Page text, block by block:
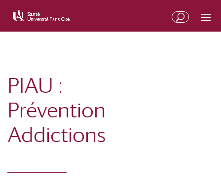
PIAU :
Prévention
Addictions